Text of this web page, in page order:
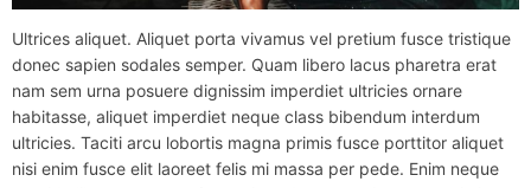
Ultrices aliquet. Aliquet porta vivamus vel pretium fusce tristique
donec sapien sodales semper. Quam libero lacus pharetra erat
nam sem urna posuere dignissim imperdiet ultricies ornare
habitasse, aliquet imperdiet neque class bibendum interdum
ultricies. Taciti arcu lobortis magna primis fusce porttitor aliquet
nisi enim fusce elit laoreet felis mi massa per pede. Enim neque